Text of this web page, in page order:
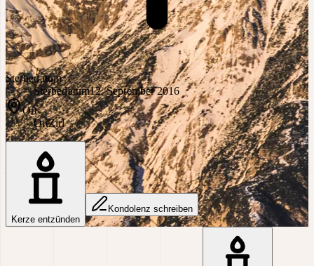
Sterbedatum
Sterbedatum12. September 2016
Ort
OrtZirl
Kerze entzünden
Kondolenz schreiben